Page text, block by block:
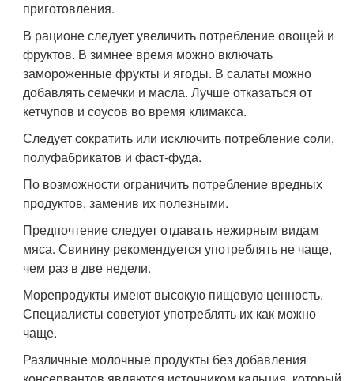
приготовления.
В рационе следует увеличить потребление овощей и
фруктов. В зимнее время можно включать
замороженные фрукты и ягоды. В салаты можно
добавлять семечки и масла. Лучше отказаться от
кетчупов и соусов во время климакса.
Следует сократить или исключить потребление соли,
полуфабрикатов и фаст-фуда.
По возможности ограничить потребление вредных
продуктов, заменив их полезными.
Предпочтение следует отдавать нежирным видам
мяса. Свинину рекомендуется употреблять не чаще,
чем раз в две недели.
Морепродукты имеют высокую пищевую ценность.
Специалисты советуют употреблять их как можно
чаще.
Различные молочные продукты без добавления